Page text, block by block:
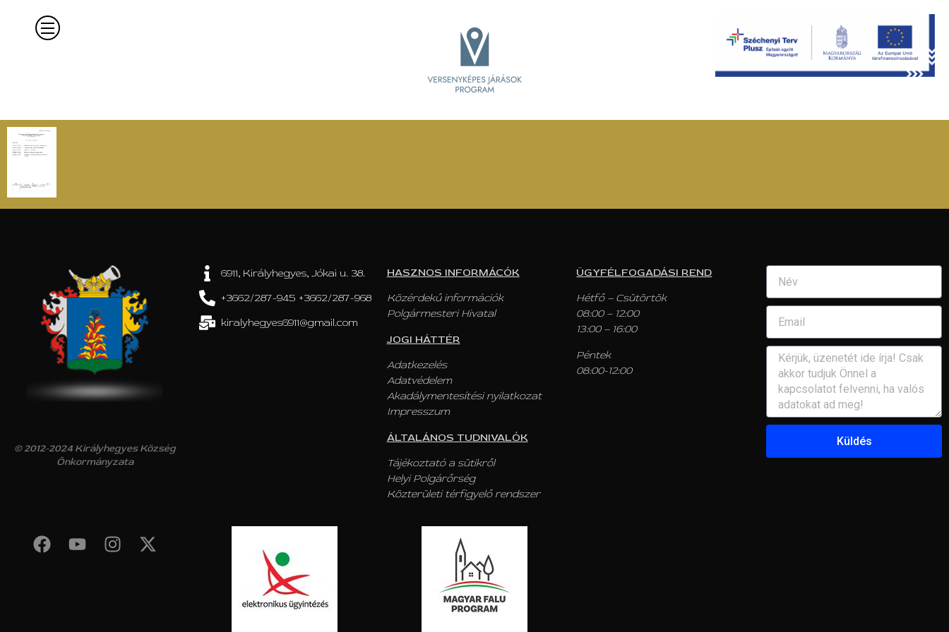
© 2012-2024 Királyhegyes Község
Önkormányzata
6911, Királyhegyes, Jókai u. 38.
+3662/287-945 +3662/287-968
kiralyhegyes6911@gmail.com
HASZNOS INFORMÁCÓK
Közérdekű információk
Polgármesteri Hivatal
JOGI HÁTTÉR
Adatkezelés
Adatvédelem
Akadálymentesítési nyilatkozat
Impresszum
ÁLTALÁNOS TUDNIVALÓK
Tájékoztató a sütikről
Helyi Polgárőrség
Közterületi térfigyelő rendszer
ÜGYFÉLFOGADÁSI REND
Hétfő – Csütörtök
08:00 – 12:00
13:00 – 16:00
Péntek
08:00-12:00
Küldés